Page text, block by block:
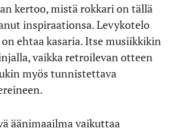
kertoo, mistä rokkari on tällä
inspiraationsa. Levykotelo
ehtaa kasaria. Itse musiikkikin
vaikka retroilevan otteen
myös tunnistettava
äänimaailma vaikuttaa